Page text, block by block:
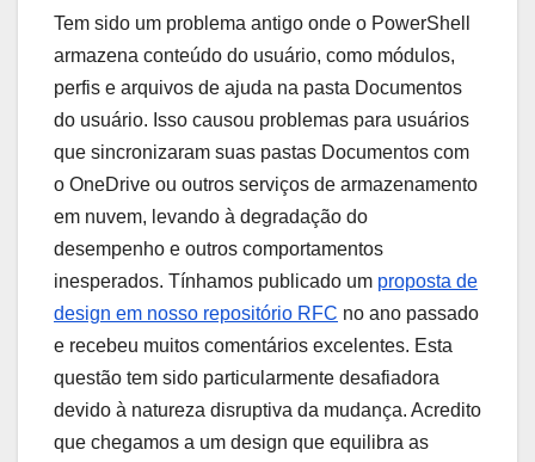
Tem sido um problema antigo onde o PowerShell
armazena conteúdo do usuário, como módulos,
perfis e arquivos de ajuda na pasta Documentos
do usuário. Isso causou problemas para usuários
que sincronizaram suas pastas Documentos com
o OneDrive ou outros serviços de armazenamento
em nuvem, levando à degradação do
desempenho e outros comportamentos
inesperados. Tínhamos publicado um proposta de
design em nosso repositório RFC no ano passado
e recebeu muitos comentários excelentes. Esta
questão tem sido particularmente desafiadora
devido à natureza disruptiva da mudança. Acredito
que chegamos a um design que equilibra as